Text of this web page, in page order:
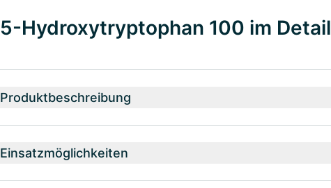
5-Hydroxytryptophan 100 im Detail
Produktbeschreibung
Einsatzmöglichkeiten